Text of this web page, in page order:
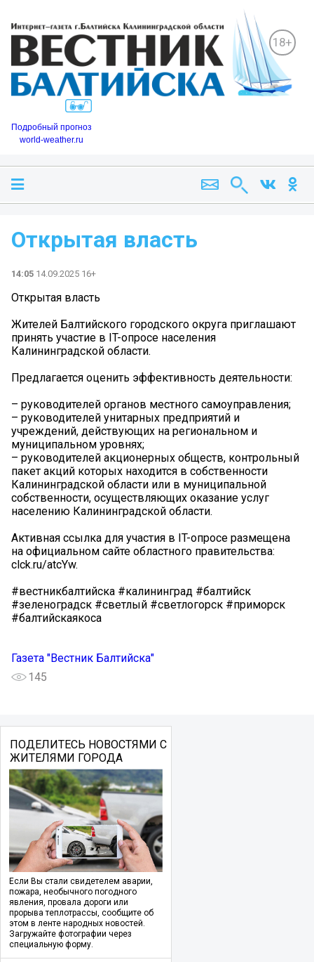
18+
Подробный прогноз
world-weather.ru
Открытая власть
14:05 14.09.2025 16+
Открытая власть
Жителей Балтийского городского округа приглашают
принять участие в IT-опросе населения
Калининградской области.
Предлагается оценить эффективность деятельности:
– руководителей органов местного самоуправления;
– руководителей унитарных предприятий и
учреждений, действующих на региональном и
муниципальном уровнях;
– руководителей акционерных обществ, контрольный
пакет акций которых находится в собственности
Калининградской области или в муниципальной
собственности, осуществляющих оказание услуг
населению Калининградской области.
Активная ссылка для участия в IT-опросе размещена
на официальном сайте областного правительства:
clck.ru/atcYw.
#вестникбалтийска #калининград #балтийск
#зеленоградск #светлый #светлогорск #приморск
#балтийскаякоса
Газета "Вестник Балтийска"
145
ПОДЕЛИТЕСЬ НОВОСТЯМИ С
ЖИТЕЛЯМИ ГОРОДА
Если Вы стали свидетелем аварии,
пожара, необычного погодного
явления, провала дороги или
прорыва теплотрассы, сообщите об
этом в ленте народных новостей.
Загружайте фотографии через
специальную форму.